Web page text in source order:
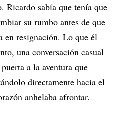
Ricardo sabía que tenía que
su rumbo antes de que
en resignación. Lo que él
una conversación casual
a la aventura que
directamente hacia el
anhelaba afrontar.